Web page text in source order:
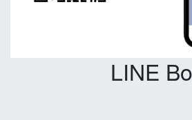
LINE